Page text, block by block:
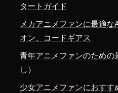
タートガイド
メカアニメファンに最適
オン、コードギアス
青年アニメファンのため
し）
少女アニメファンにおすす